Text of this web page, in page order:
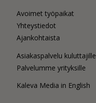
Avoimet työpaikat
Yhteystiedot
Ajankohtaista
Asiakaspalvelu kuluttajille
Palvelumme yrityksille
Kaleva Media in English